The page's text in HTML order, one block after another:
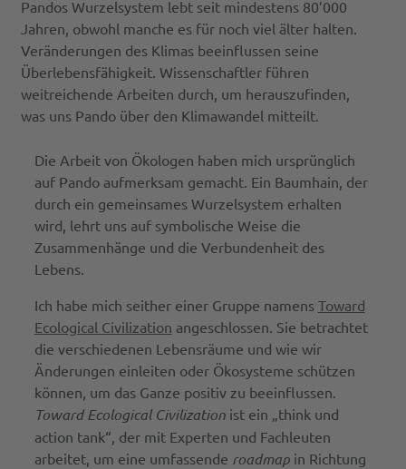
Pandos Wurzelsystem lebt seit mindestens 80’000
Jahren, obwohl manche es für noch viel älter halten.
Veränderungen des Klimas beeinflussen seine
Überlebensfähigkeit. Wissenschaftler führen
weitreichende Arbeiten durch, um herauszufinden,
was uns Pando über den Klimawandel mitteilt.
Die Arbeit von Ökologen haben mich ursprünglich
auf Pando aufmerksam gemacht. Ein Baumhain, der
durch ein gemeinsames Wurzelsystem erhalten
wird, lehrt uns auf symbolische Weise die
Zusammenhänge und die Verbundenheit des
Lebens.
Ich habe mich seither einer Gruppe namens Toward
Ecological Civilization angeschlossen. Sie betrachtet
die verschiedenen Lebensräume und wie wir
Änderungen einleiten oder Ökosysteme schützen
können, um das Ganze positiv zu beeinflussen.
Toward Ecological Civilizationist ein „think und
action tank“, der mit Experten und Fachleuten
arbeitet, um eine umfassende roadmapin Richtung